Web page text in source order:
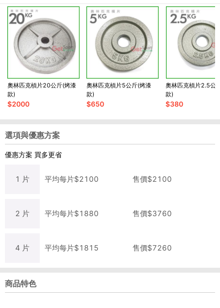
奧林匹克槓片20公斤(烤漆
款)
$2000
奧林匹克槓片5公斤(烤漆
款)
$650
奧林匹克槓片2.5公
款)
$380
選項與優惠方案
優惠方案 買多更省
1 片 平均每片$2100 售價$2100
2 片 平均每片$1880 售價$3760
4 片 平均每片$1815 售價$7260
商品特色